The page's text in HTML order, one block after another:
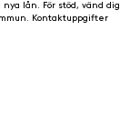
lån. För stöd, vänd dig
Kontaktuppgifter